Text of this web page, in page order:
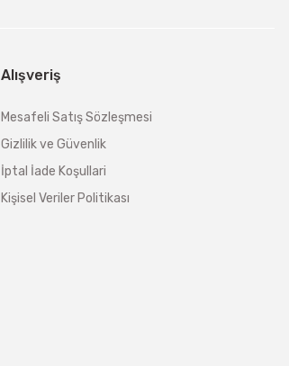
Alışveriş
Mesafeli Satış Sözleşmesi
Gizlilik ve Güvenlik
İptal İade Koşullari
Kişisel Veriler Politikası